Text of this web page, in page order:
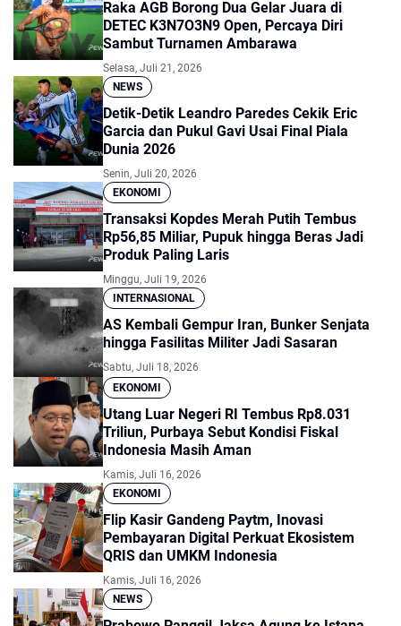
Raka AGB Borong Dua Gelar Juara di
DETEC K3N7O3N9 Open, Percaya Diri
Sambut Turnamen Ambarawa
Selasa, Juli 21, 2026
NEWS
Detik-Detik Leandro Paredes Cekik Eric
Garcia dan Pukul Gavi Usai Final Piala
Dunia 2026
Senin, Juli 20, 2026
EKONOMI
Transaksi Kopdes Merah Putih Tembus
Rp56,85 Miliar, Pupuk hingga Beras Jadi
Produk Paling Laris
Minggu, Juli 19, 2026
INTERNASIONAL
AS Kembali Gempur Iran, Bunker Senjata
hingga Fasilitas Militer Jadi Sasaran
Sabtu, Juli 18, 2026
EKONOMI
Utang Luar Negeri RI Tembus Rp8.031
Triliun, Purbaya Sebut Kondisi Fiskal
Indonesia Masih Aman
Kamis, Juli 16, 2026
EKONOMI
Flip Kasir Gandeng Paytm, Inovasi
Pembayaran Digital Perkuat Ekosistem
QRIS dan UMKM Indonesia
Kamis, Juli 16, 2026
NEWS